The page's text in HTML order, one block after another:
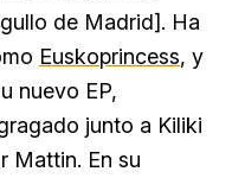
de Madrid]. Ha
Euskoprincess, y
nuevo EP,
junto a Kiliki
Mattin. En su